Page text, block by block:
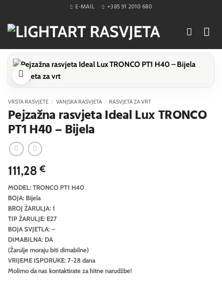
content
E-MAIL +385 91 2010 680
VRSTA RASVJETE / VANJSKA RASVJETA / RASVJETA ZA VRT
Pejzažna rasvjeta Ideal Lux TRONCO
PT1 H40 – Bijela
111,28€
MODEL: TRONCO PT1 H40
BOJA: Bijela
BROJ ŽARULJA: 1
TIP ŽARULJE: E27
BOJA SVJETLA: –
DIMABILNA: DA
(Žarulje moraju biti dimabilne)
VRIJEME ISPORUKE: 7-28 dana
Molimo da nas kontaktirate za hitne narudžbe!